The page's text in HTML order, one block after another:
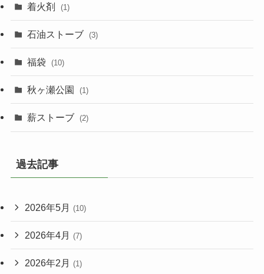
着火剤 (1)
石油ストーブ (3)
福袋 (10)
秋ヶ瀬公園 (1)
薪ストーブ (2)
過去記事
2026年5月 (10)
2026年4月 (7)
2026年2月 (1)